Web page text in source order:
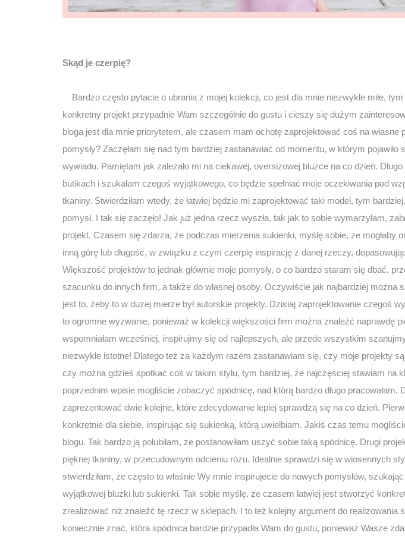
Skąd je czerpię?
Bardzo często pytacie o ubrania z mojej kolekcji, co jest dla mnie niezwykle miłe,
konkretny projekt przypadnie Wam szczególnie do gustu i cieszy się dużym
bloga jest dla mnie priorytetem, ale czasem mam ochotę zaprojektować coś na własne
pomysły? Zaczęłam się nad tym bardziej zastanawiać od momentu, w którym pojawiło
wywiadu. Pamiętam jak zależało mi na ciekawej, oversizowej bluzce na co dzień. Długo
butikach i szukałam czegoś wyjątkowego, co będzie spełniać moje oczekiwania pod
tkaniny. Stwierdziłam wtedy, że łatwiej będzie mi zaprojektować taki model, tym
pomysł. I tak się zaczęło! Jak już jedna rzecz wyszła, tak jak to sobie wymarzyłam,
projekt. Czasem się zdarza, że podczas mierzenia sukienki, myślę sobie, że mogłaby
inną górę lub długość, w związku z czym czerpię inspirację z danej rzeczy,
Większość projektów to jednak głównie moje pomysły, o co bardzo staram się dbać,
szacunku do innych firm, a także do własnej osoby. Oczywiście jak najbardziej można
jest to, żeby to w dużej mierze był autorskie projekty. Dzisiaj zaprojektowanie czegoś
to ogromne wyzwanie, ponieważ w kolekcji większości firm można znaleźć naprawdę
wspomniałam wcześniej, inspirujmy się od najlepszych, ale przede wszystkim
niezwykle istotne! Dlatego też za każdym razem zastanawiam się, czy moje projekty
czy można gdzieś spotkać coś w takim stylu, tym bardziej, że najczęściej stawiam na
poprzednim wpisie mogliście zobaczyć spódnicę, nad którą bardzo długo pracowałam.
zaprezentować dwie kolejne, które zdecydowanie lepiej sprawdzą się na co dzień.
konkretnie dla siebie, inspirując się sukienką, którą uwielbiam. Jakiś czas temu
blogu. Tak bardzo ją polubiłam, że postanowiłam uszyć sobie taką spódnicę. Drugi
pięknej tkaniny, w przecudownym odcieniu różu. Idealnie sprawdzi się w wiosennych
stwierdziłam, że często to właśnie Wy mnie inspirujecie do nowych pomysłów,
wyjątkowej bluzki lub sukienki. Tak sobie myślę, że czasem łatwiej jest stworzyć
zrealizować niż znaleźć tę rzecz w sklepach. I to też kolejny argument do realizowania
koniecznie znać, która spódnica bardzie przypadła Wam do gustu, ponieważ Wasze